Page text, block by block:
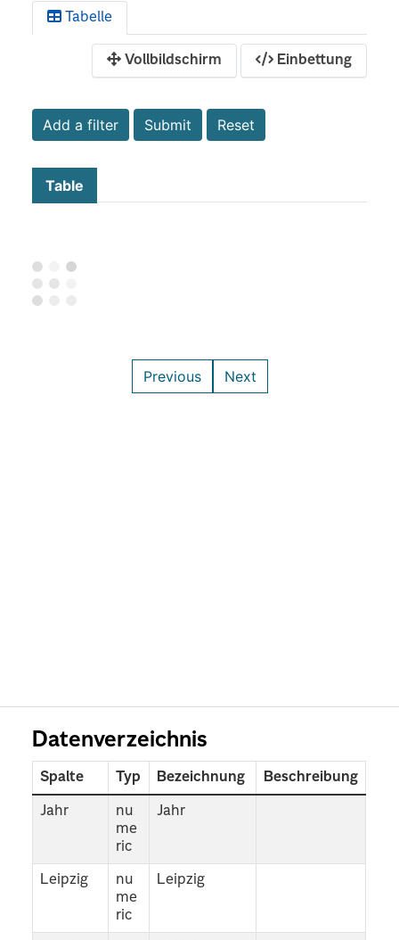
Tabelle
Vollbildschirm Einbettung
Datenverzeichnis
Spalte Typ Bezeichnung Beschreibung
Jahr
nu
me
ric
Jahr
Leipzig
nu
me
ric
Leipzig